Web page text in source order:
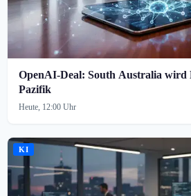
OpenAI-Deal: South Australia
Pazifik
Heute, 12:00 Uhr
KI